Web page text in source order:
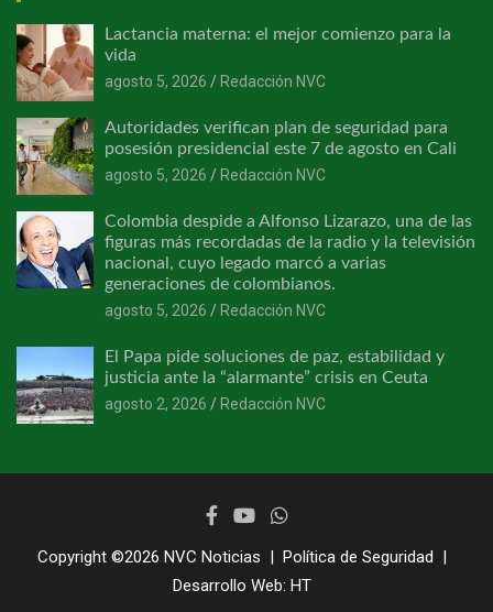
Lactancia materna: el mejor comienzo para la
vida
agosto 5, 2026
Redacción NVC
Autoridades verifican plan de seguridad para
posesión presidencial este 7 de agosto en Cali
agosto 5, 2026
Redacción NVC
Colombia despide a Alfonso Lizarazo, una de las
figuras más recordadas de la radio y la televisión
nacional, cuyo legado marcó a varias
generaciones de colombianos.
agosto 5, 2026
Redacción NVC
El Papa pide soluciones de paz, estabilidad y
justicia ante la “alarmante” crisis en Ceuta
agosto 2, 2026
Redacción NVC
Copyright ©2026 NVC Noticias
Política de Seguridad
Desarrollo Web: HT